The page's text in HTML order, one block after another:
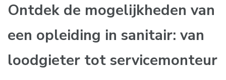
Ontdek de mogelijkheden van
een opleiding in sanitair: van
loodgieter tot servicemonteur